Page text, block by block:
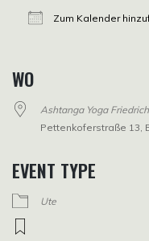
Zum Kalender
WO
Ashtanga Yoga
Pettenkoferstraße 13,
EVENT TYPE
Ute